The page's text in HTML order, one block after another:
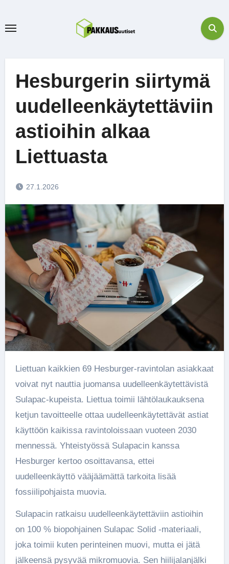
Hesburgerin siirtymä
uudelleenkäytettäviin
astioihin alkaa
Liettuasta
27.1.2026
Liettuan kaikkien 69 Hesburger-ravintolan asiakkaat
voivat nyt nauttia juomansa uudelleenkäytettävistä
Sulapac-kupeista. Liettua toimii lähtölaukauksena
ketjun tavoitteelle ottaa uudelleenkäytettävät astiat
käyttöön kaikissa ravintoloissaan vuoteen 2030
mennessä. Yhteistyössä Sulapacin kanssa
Hesburger kertoo osoittavansa, ettei
uudelleenkäyttö vääjäämättä tarkoita lisää
fossiilipohjaista muovia.
Sulapacin ratkaisu uudelleenkäytettäviin astioihin
on 100 % biopohjainen Sulapac Solid -materiaali,
joka toimii kuten perinteinen muovi, mutta ei jätä
jälkeensä pysyvää mikromuovia. Sen hiilijalanjälki